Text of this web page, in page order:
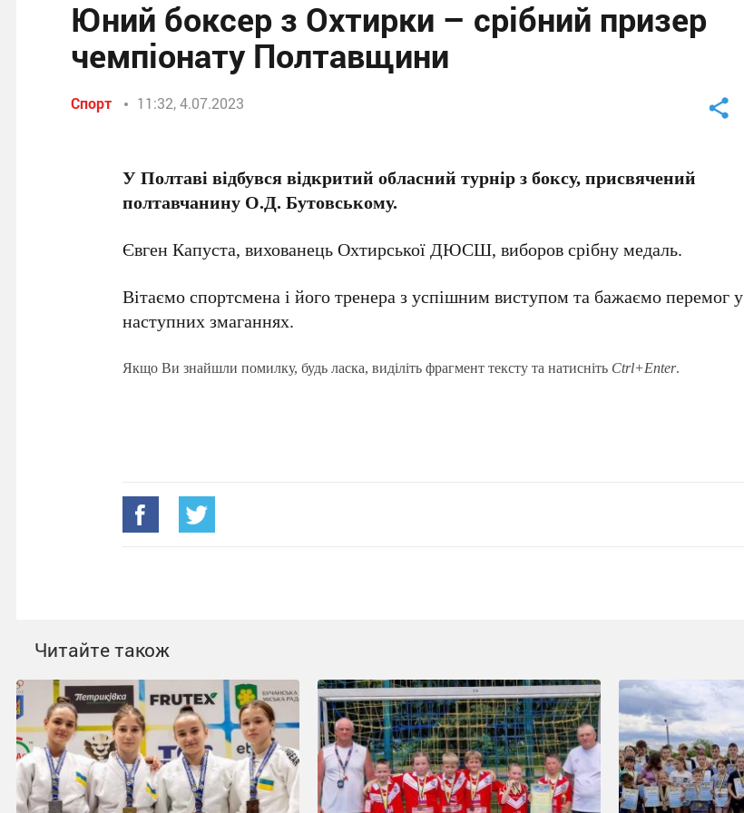
Юний боксер з Охтирки – срібний призер
чемпіонату Полтавщини
Спорт 11:32, 4.07.2023
У Полтаві відбувся відкритий обласний турнір з боксу, присвячений
полтавчанину О.Д. Бутовському.
Євген Капуста, вихованець Охтирської ДЮСШ, виборов срібну медаль.
Вітаємо спортсмена і його тренера з успішним виступом та бажаємо перемог у
наступних змаганнях.
Якщо Ви знайшли помилку, будь ласка, виділіть фрагмент тексту та натисніть Ctrl+Enter.
Читайте також